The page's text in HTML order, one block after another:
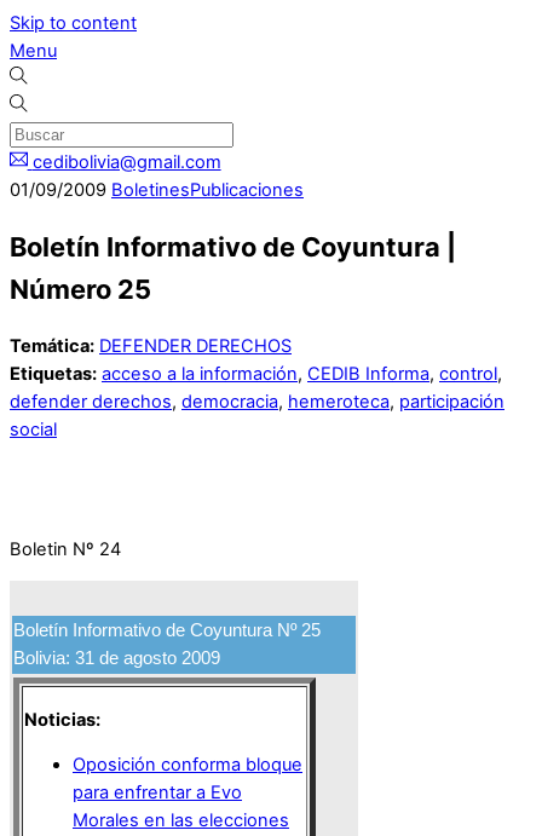
Skip to content
Menu
cedibolivia@gmail.com
01/09/2009 BoletinesPublicaciones
Boletín Informativo de Coyuntura |
Número 25
Temática: DEFENDER DERECHOS
Etiquetas: acceso a la información, CEDIB Informa, control,
defender derechos, democracia, hemeroteca, participación
social
Boletin Nº 24
Boletín Informativo de Coyuntura Nº 25
Bolivia: 31 de agosto 2009
Noticias:
Oposición conforma bloque
para enfrentar a Evo
Morales en las elecciones